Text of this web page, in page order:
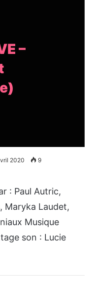
–
2020 9
: Paul Autric,
Maryka Laudet,
Musique
son : Lucie